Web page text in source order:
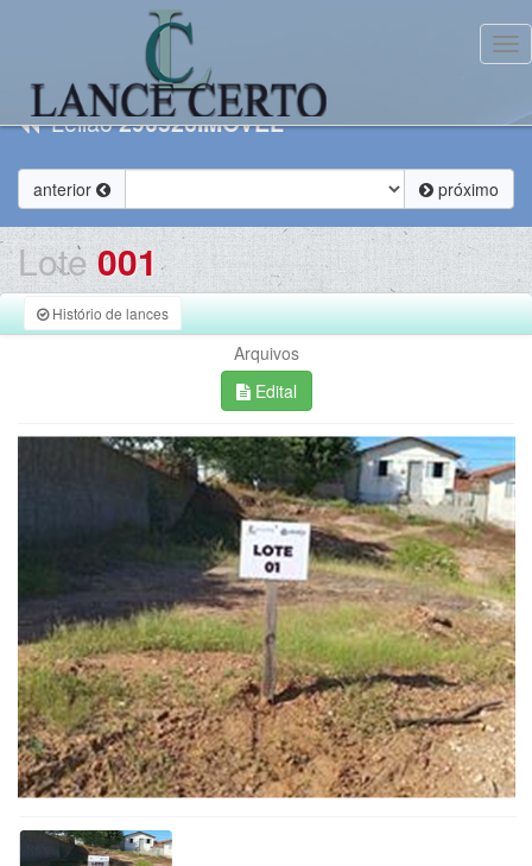
Leilão290526IMOVEL
anterior próximo
Lote 001
Histório de lances
Arquivos
Edital